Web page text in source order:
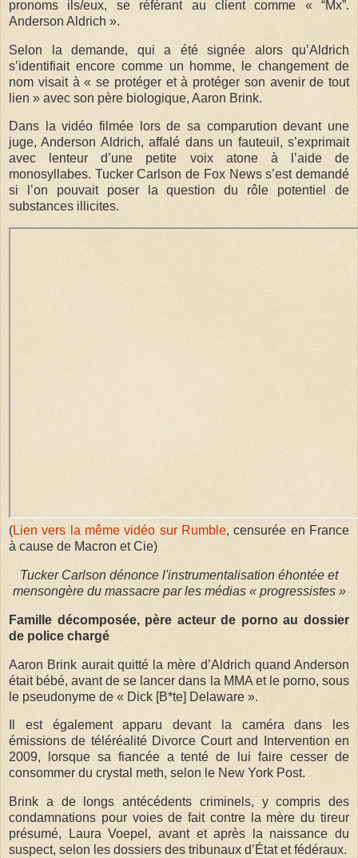
pronoms ils/eux, se référant au client comme « “Mx”.
Anderson Aldrich ».
Selon la demande, qui a été signée alors qu’Aldrich
s’identifiait encore comme un homme, le changement de
nom visait à « se protéger et à protéger son avenir de tout
lien » avec son père biologique, Aaron Brink.
Dans la vidéo filmée lors de sa comparution devant une
juge, Anderson Aldrich, affalé dans un fauteuil, s’exprimait
avec lenteur d’une petite voix atone à l’aide de
monosyllabes. Tucker Carlson de Fox News s’est demandé
si l’on pouvait poser la question du rôle potentiel de
substances illicites.
(Lien vers la même vidéo sur Rumble, censurée en France
à cause de Macron et Cie)
Tucker Carlson dénonce l'instrumentalisation éhontée et
mensongère du massacre par les médias « progressistes »
Famille décomposée, père acteur de porno au dossier
de police chargé
Aaron Brink aurait quitté la mère d’Aldrich quand Anderson
était bébé, avant de se lancer dans la MMA et le porno, sous
le pseudonyme de « Dick [B*te] Delaware ».
Il est également apparu devant la caméra dans les
émissions de téléréalité Divorce Court and Intervention en
2009, lorsque sa fiancée a tenté de lui faire cesser de
consommer du crystal meth, selon le New York Post.
Brink a de longs antécédents criminels, y compris des
condamnations pour voies de fait contre la mère du tireur
présumé, Laura Voepel, avant et après la naissance du
suspect, selon les dossiers des tribunaux d’État et fédéraux.